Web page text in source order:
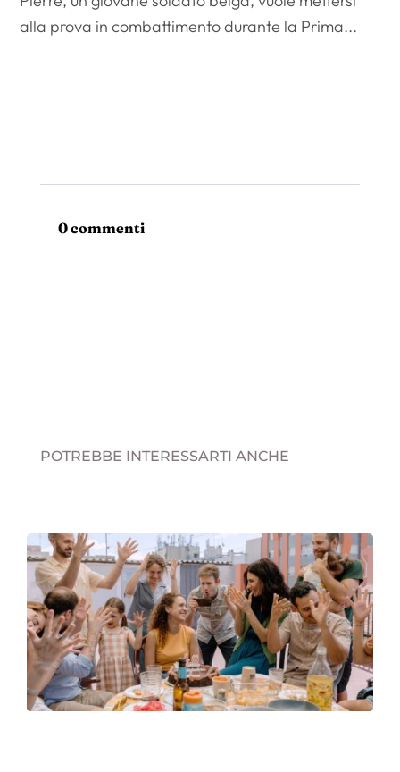
alla prova in combattimento durante la Prima...
0 commenti
POTREBBE INTERESSARTI ANCHE